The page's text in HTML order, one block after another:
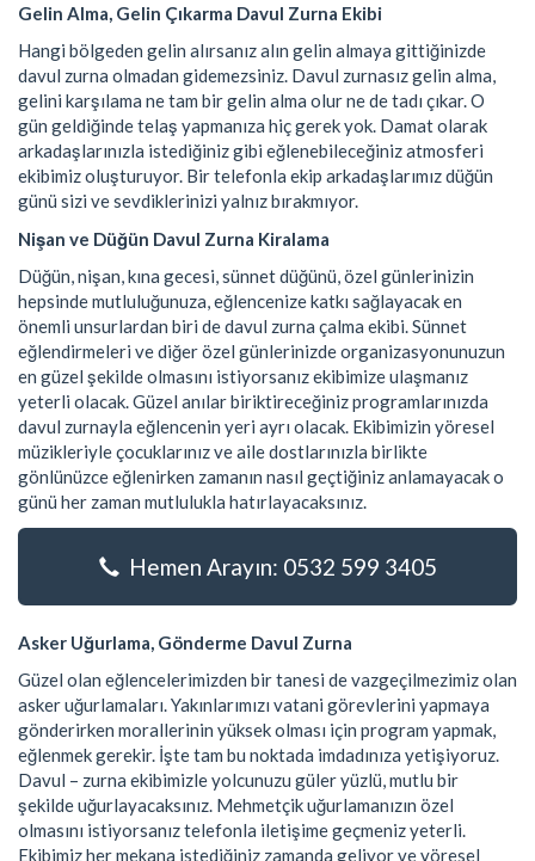
Gelin Alma, Gelin Çıkarma Davul Zurna Ekibi
Hangi bölgeden gelin alırsanız alın gelin almaya gittiğinizde
davul zurna olmadan gidemezsiniz. Davul zurnasız gelin alma,
gelini karşılama ne tam bir gelin alma olur ne de tadı çıkar. O
gün geldiğinde telaş yapmanıza hiç gerek yok. Damat olarak
arkadaşlarınızla istediğiniz gibi eğlenebileceğiniz atmosferi
ekibimiz oluşturuyor. Bir telefonla ekip arkadaşlarımız düğün
günü sizi ve sevdiklerinizi yalnız bırakmıyor.
Nişan ve Düğün Davul Zurna Kiralama
Düğün, nişan, kına gecesi, sünnet düğünü, özel günlerinizin
hepsinde mutluluğunuza, eğlencenize katkı sağlayacak en
önemli unsurlardan biri de davul zurna çalma ekibi. Sünnet
eğlendirmeleri ve diğer özel günlerinizde organizasyonunuzun
en güzel şekilde olmasını istiyorsanız ekibimize ulaşmanız
yeterli olacak. Güzel anılar biriktireceğiniz programlarınızda
davul zurnayla eğlencenin yeri ayrı olacak. Ekibimizin yöresel
müzikleriyle çocuklarınız ve aile dostlarınızla birlikte
gönlünüzce eğlenirken zamanın nasıl geçtiğiniz anlamayacak o
günü her zaman mutlulukla hatırlayacaksınız.
Hemen Arayın: 0532 599 3405
Asker Uğurlama, Gönderme Davul Zurna
Güzel olan eğlencelerimizden bir tanesi de vazgeçilmezimiz olan
asker uğurlamaları. Yakınlarımızı vatani görevlerini yapmaya
gönderirken morallerinin yüksek olması için program yapmak,
eğlenmek gerekir. İşte tam bu noktada imdadınıza yetişiyoruz.
Davul – zurna ekibimizle yolcunuzu güler yüzlü, mutlu bir
şekilde uğurlayacaksınız. Mehmetçik uğurlamanızın özel
olmasını istiyorsanız telefonla iletişime geçmeniz yeterli.
Ekibimiz her mekana istediğiniz zamanda geliyor ve yöresel